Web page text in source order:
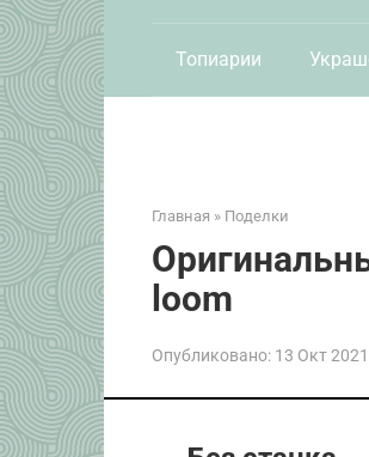
Топиарии
Главная » Поделки
loom
Опубликовано: 13 Окт 2021